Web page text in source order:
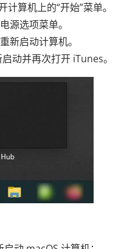
算机上的“开始”菜单。
源选项菜单。
新启动计算机。
动并再次打开 iTunes。